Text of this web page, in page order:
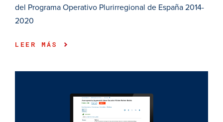
del Programa Operativo Plurirregional de España 2014-
2020
LEER MÁS